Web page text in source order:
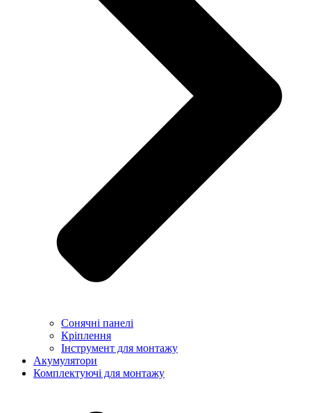
Сонячні панелі
Кріплення
Інструмент для монтажу
Акумулятори
Комплектуючі для монтажу